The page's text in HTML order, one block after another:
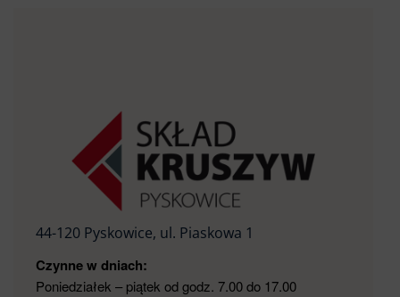
44-120 Pyskowice, ul. Piaskowa 1
Czynne w dniach:
Poniedziałek – piątek od godz. 7.00 do 17.00